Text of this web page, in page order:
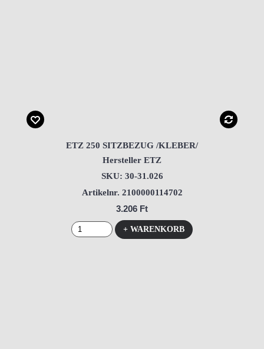
ETZ 250 SITZBEZUG /KLEBER/
Hersteller ETZ
SKU: 30-31.026
Artikelnr. 2100000114702
3.206 Ft
+ WARENKORB